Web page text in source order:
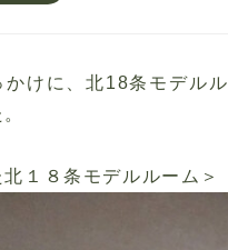
かけに、北18条モデル
１８条モデルルーム＞